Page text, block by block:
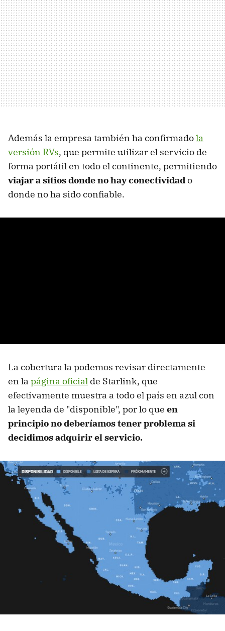
Además la empresa también ha confirmadola
versión RVs, que permite utilizar el servicio de
forma portátil en todo el continente, permitiendo
viajar a sitios donde no hay conectividado
donde no ha sido confiable.
La cobertura la podemos revisar directamente
en la página oficial de Starlink, que
efectivamente muestra a todo el país en azul con
la leyenda de "disponible", por lo que en
principio no deberíamos tener problema si
decidimos adquirir el servicio.